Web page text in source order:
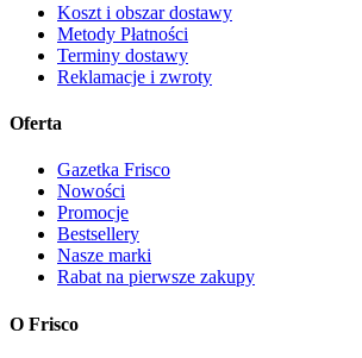
Koszt i obszar dostawy
Metody Płatności
Terminy dostawy
Reklamacje i zwroty
Oferta
Gazetka Frisco
Nowości
Promocje
Bestsellery
Nasze marki
Rabat na pierwsze zakupy
O Frisco